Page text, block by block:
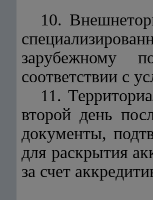
10.
зарубежному
соответствии с
11.
второй день
документы,
для раскрытия
за счет